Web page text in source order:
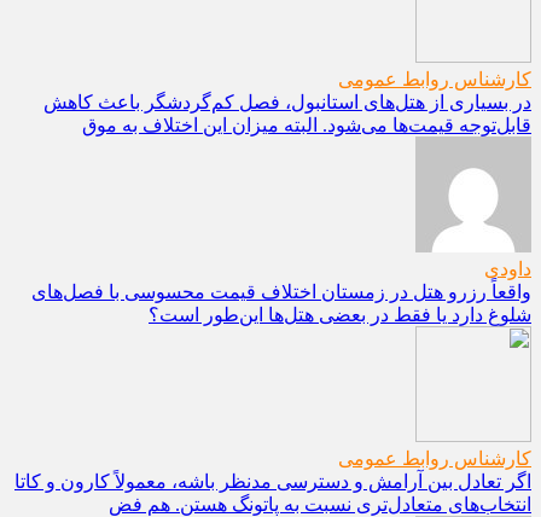
کارشناس روابط عمومی
در بسیاری از هتل‌های استانبول، فصل کم‌گردشگر باعث کاهش
قابل‌توجه قیمت‌ها می‌شود. البته میزان این اختلاف به موق
داودی
واقعاً رزرو هتل در زمستان اختلاف قیمت محسوسی با فصل‌های
شلوغ دارد یا فقط در بعضی هتل‌ها این‌طور است؟
کارشناس روابط عمومی
اگر تعادل بین آرامش و دسترسی مدنظر باشه، معمولاً کارون و کاتا
انتخاب‌های متعادل‌تری نسبت به پاتونگ هستن. هم فض